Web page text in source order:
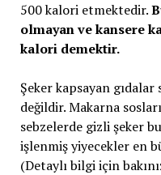
500 kalori etmektedir.
olmayan ve kansere
kalori demektir.
Şeker kapsayan
değildir. Makarna
sebzelerde gizli şeker
işlenmiş yiyecekler en
(Detaylı bilgi için